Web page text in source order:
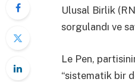
Ulusal Birlik
sorgulandı ve
Le Pen,
“sistematik bir